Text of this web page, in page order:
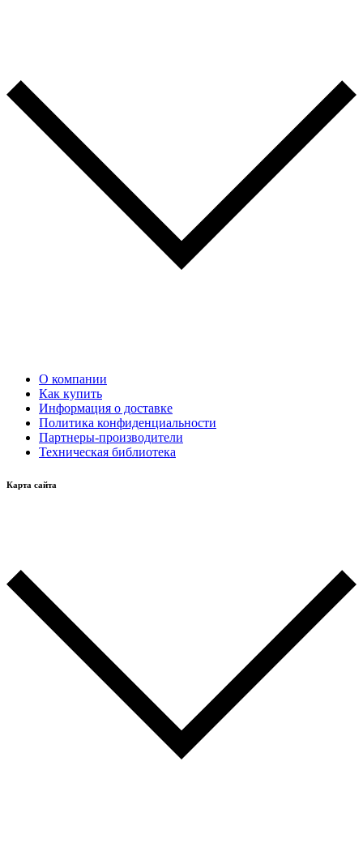
О компании
Как купить
Информация о доставке
Политика конфиденциальности
Партнеры-производители
Техническая библиотека
Карта сайта